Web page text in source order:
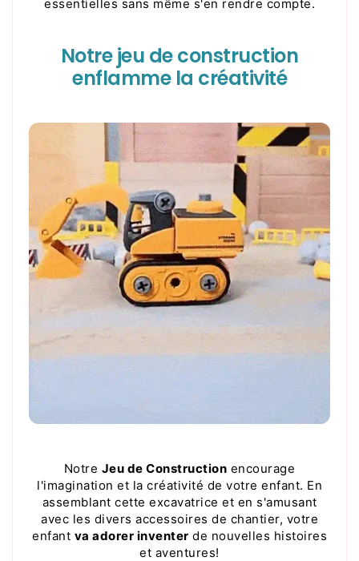
essentielles sans même s'en rendre compte.
Notre jeu de construction
enflamme la créativité
Notre Jeu de Construction encourage
l'imagination et la créativité de votre enfant. En
assemblant cette excavatrice et en s'amusant
avec les divers accessoires de chantier, votre
enfant va adorer inventer de nouvelles histoires
et aventures!